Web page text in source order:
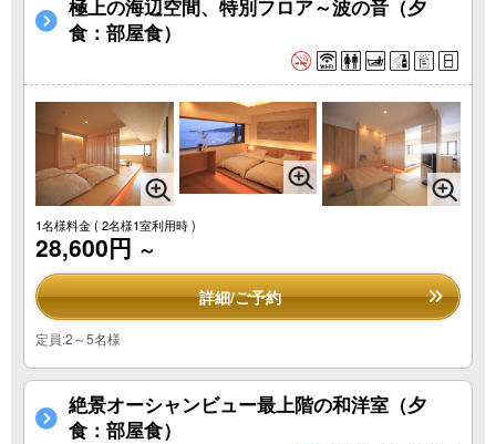
極上の海辺空間、特別フロア～波の音（夕
食：部屋食）
1名様料金( 2名様1室利用時 )
28,600円 ～
詳細/ご予約
定員:2～5名様
絶景オーシャンビュー最上階の和洋室（夕
食：部屋食）